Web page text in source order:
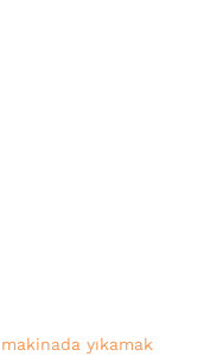
yıkamak